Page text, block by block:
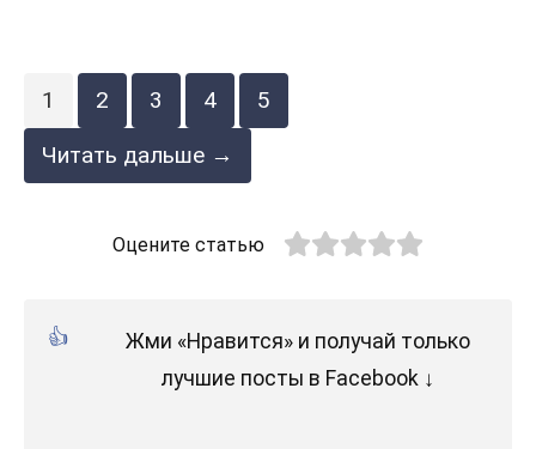
1 2 3 4
5
Читать дальше →
Оцените статью
Жми «Нравится» и получай только
лучшие посты в Facebook ↓